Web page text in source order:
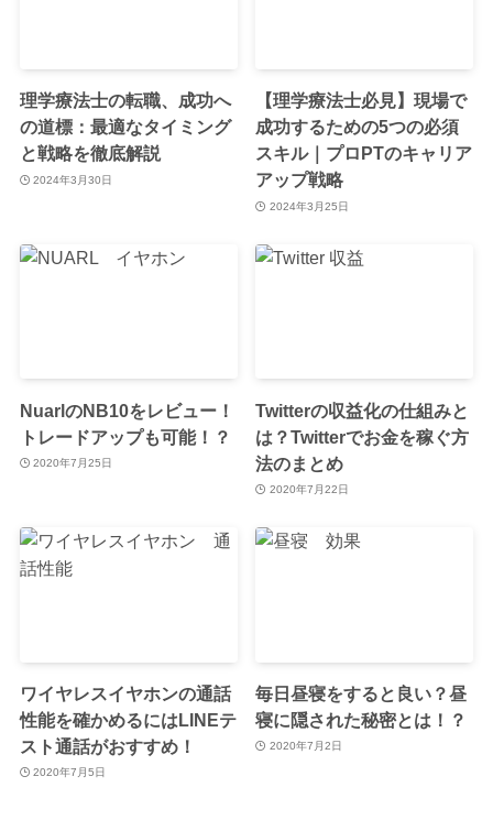
理学療法士の転職、成功へ
の道標：最適なタイミング
と戦略を徹底解説
2024年3月30日
【理学療法士必見】現場で
成功するための5つの必須
スキル｜プロPTのキャリア
アップ戦略
2024年3月25日
NuarlのNB10をレビュー！
トレードアップも可能！？
2020年7月25日
Twitterの収益化の仕組みと
は？Twitterでお金を稼ぐ方
法のまとめ
2020年7月22日
ワイヤレスイヤホンの通話
性能を確かめるにはLINEテ
スト通話がおすすめ！
2020年7月5日
毎日昼寝をすると良い？昼
寝に隠された秘密とは！？
2020年7月2日